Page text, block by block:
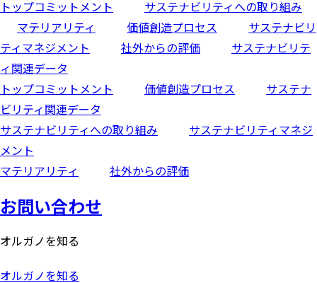
トップコミットメント
サステナビリティへの取り組み
マテリアリティ
価値創造プロセス
サステナビリ
ティマネジメント
社外からの評価
サステナビリテ
ィ関連データ
トップコミットメント
価値創造プロセス
サステナ
ビリティ関連データ
サステナビリティへの取り組み
サステナビリティマネジ
メント
マテリアリティ
社外からの評価
お問い合わせ
オルガノを知る
オルガノを知る